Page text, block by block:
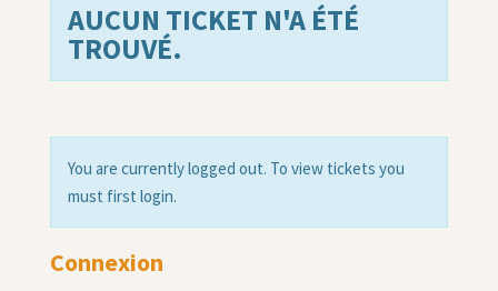
AUCUN TICKET N'A ÉTÉ
TROUVÉ.
You are currently logged out. To view tickets you
must first login.
Connexion